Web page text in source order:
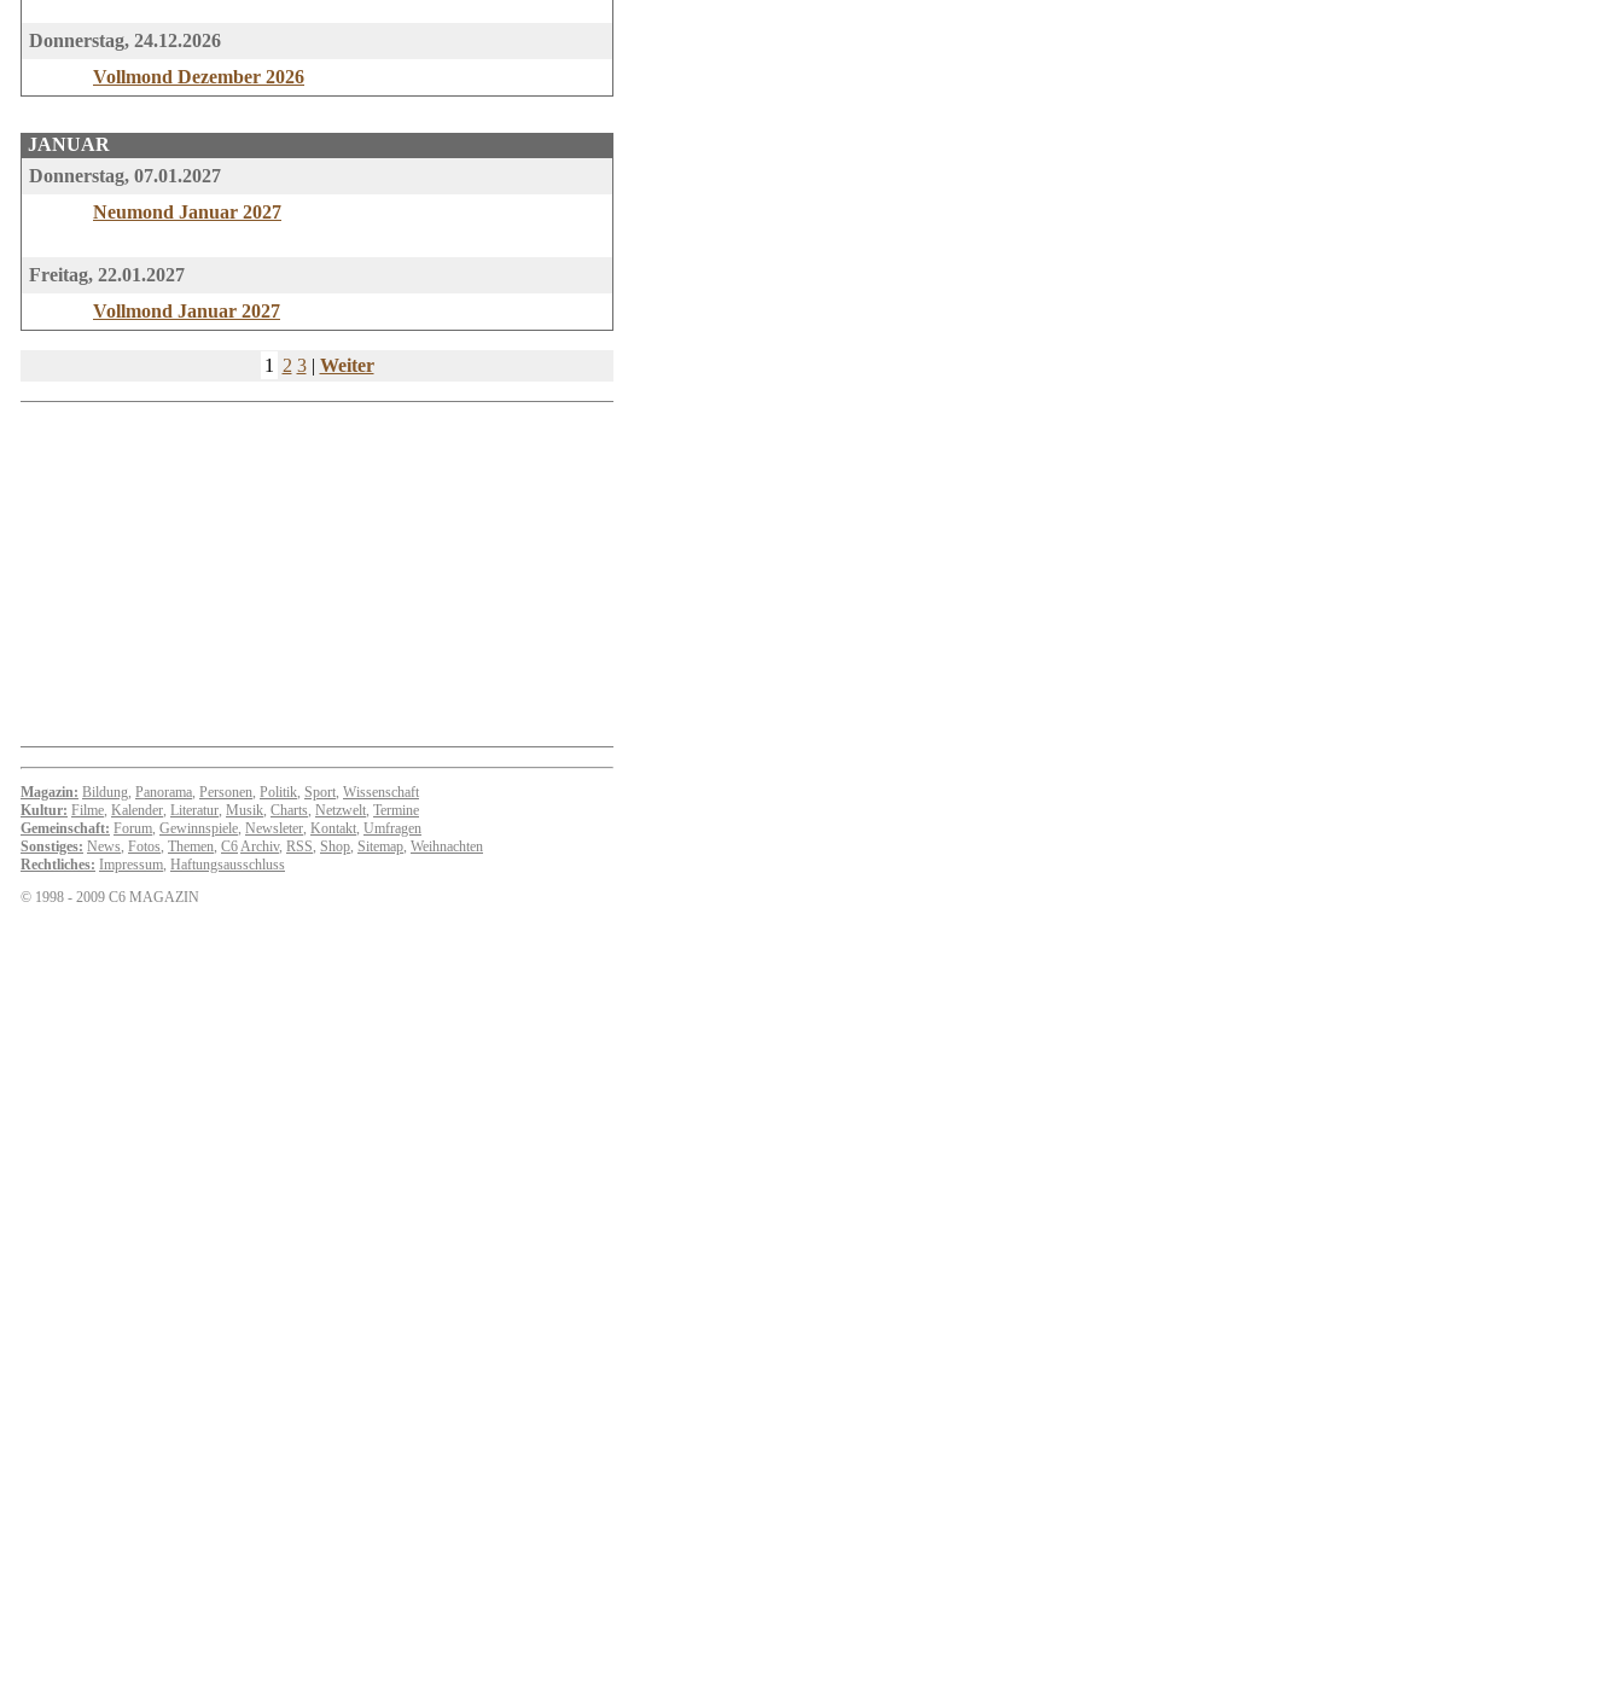
Donnerstag, 24.12.2026
Vollmond Dezember 2026
JANUAR
Donnerstag, 07.01.2027
Neumond Januar 2027
Freitag, 22.01.2027
Vollmond Januar 2027
1 2 3| Weiter
Magazin: Bildung, Panorama, Personen, Politik, Sport, Wissenschaft
Kultur: Filme, Kalender, Literatur, Musik, Charts, Netzwelt, Termine
Gemeinschaft: Forum, Gewinnspiele, Newsleter, Kontakt, Umfragen
Sonstiges: News, Fotos, Themen, C6Archiv, RSS, Shop, Sitemap, Weihnachten
Rechtliches: Impressum, Haftungsausschluss
© 1998 - 2009 C6 MAGAZIN